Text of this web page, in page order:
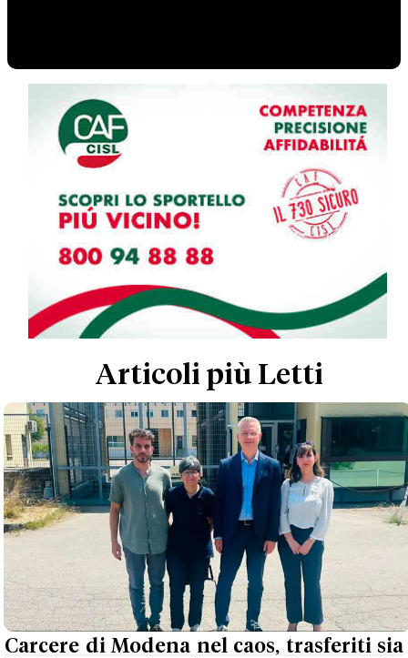
Articoli più Letti
Carcere di Modena nel caos, trasferiti sia